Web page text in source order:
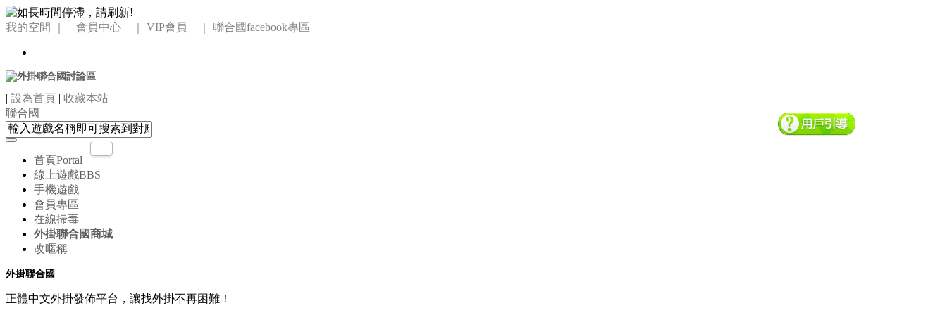
我的空間 ｜ 會員中心 ｜ VIP會員 ｜ 聯合國facebook專區
| 設為首頁 | 收藏本站
聯合國
首頁Portal
線上遊戲BBS
手機遊戲
會員專區
在線掃毒
外掛聯合國商城
改暱稱
外掛聯合國
正體中文外掛發佈平台，讓找外掛不再困難！